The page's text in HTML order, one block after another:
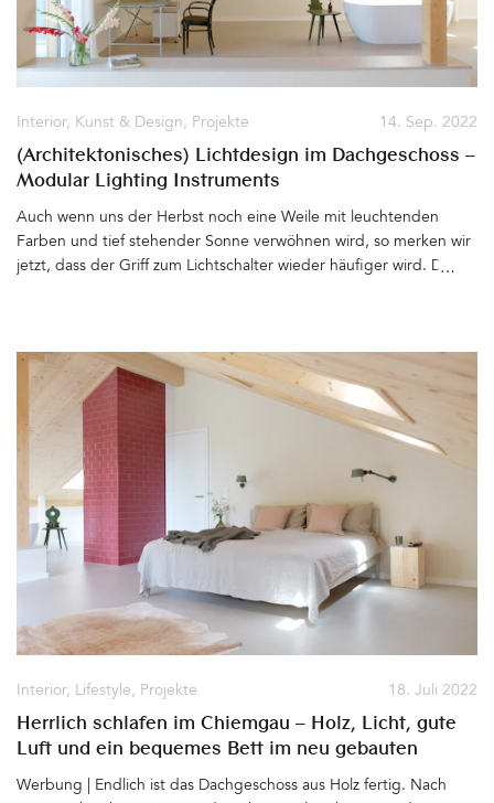
Accessoires
lasst
inspirieren!
14. Sep. 2022
Interior, Kunst & Design, Projekte
(Architektonisches) Lichtdesign im Dachgeschoss –
Modular Lighting Instruments
Auch wenn uns der Herbst noch eine Weile mit leuchtenden
Farben und tief stehender Sonne verwöhnen wird, so merken wir
jetzt, dass der Griff zum Lichtschalter wieder häufiger wird. Die
angeschafft werden? Hell soll es sein, aber gerne auch gemütlich.
Deckenstrahler oder Pendelleuchten? Klares Design oder doch
lieber extravagant? Wieviele Lichtquellen braucht ein Raum? Wie
werden Dachschrägen am besten illuminiert&hellip
18. Juli 2022
Interior, Lifestyle, Projekte
Herrlich schlafen im Chiemgau – Holz, Licht, gute
Luft und ein bequemes Bett im neu gebauten
Dachgeschoss
Werbung | Endlich ist das Dachgeschoss aus Holz fertig. Nach